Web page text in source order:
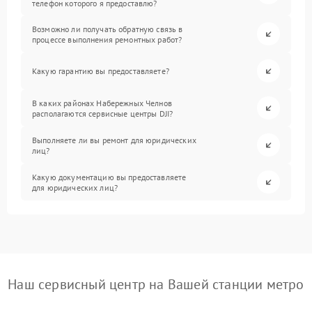
телефон которого я предоставлю?
Возможно ли получать обратную связь в
процессе выполнения ремонтных работ?
Какую гарантию вы предоставляете?
В каких районах Набережных Челнов
располагаются сервисные центры DJI?
Выполняете ли вы ремонт для юридических
лиц?
Какую документацию вы предоставляете
для юридических лиц?
Наш сервисный центр на Вашей станции метро